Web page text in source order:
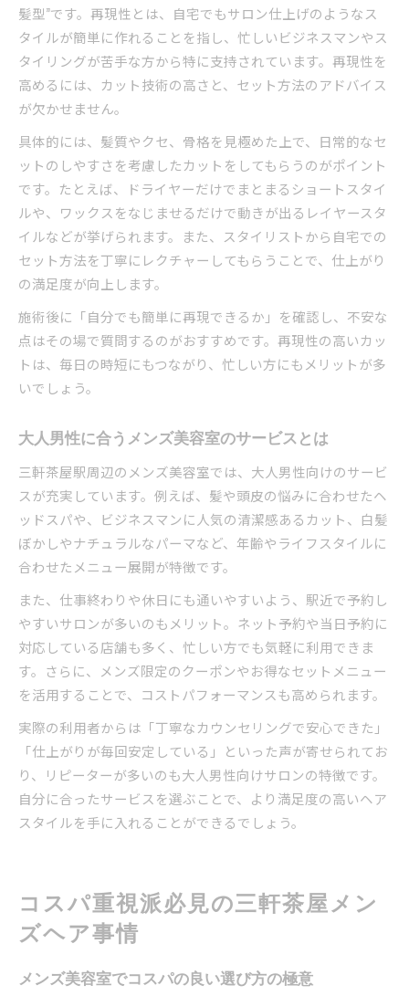
髪型”です。再現性とは、自宅でもサロン仕上げのようなス
タイルが簡単に作れることを指し、忙しいビジネスマンやス
タイリングが苦手な方から特に支持されています。再現性を
高めるには、カット技術の高さと、セット方法のアドバイス
が欠かせません。
具体的には、髪質やクセ、骨格を見極めた上で、日常的なセ
ットのしやすさを考慮したカットをしてもらうのがポイント
です。たとえば、ドライヤーだけでまとまるショートスタイ
ルや、ワックスをなじませるだけで動きが出るレイヤースタ
イルなどが挙げられます。また、スタイリストから自宅での
セット方法を丁寧にレクチャーしてもらうことで、仕上がり
の満足度が向上します。
施術後に「自分でも簡単に再現できるか」を確認し、不安な
点はその場で質問するのがおすすめです。再現性の高いカッ
トは、毎日の時短にもつながり、忙しい方にもメリットが多
いでしょう。
大人男性に合うメンズ美容室のサービスとは
三軒茶屋駅周辺のメンズ美容室では、大人男性向けのサービ
スが充実しています。例えば、髪や頭皮の悩みに合わせたヘ
ッドスパや、ビジネスマンに人気の清潔感あるカット、白髪
ぼかしやナチュラルなパーマなど、年齢やライフスタイルに
合わせたメニュー展開が特徴です。
また、仕事終わりや休日にも通いやすいよう、駅近で予約し
やすいサロンが多いのもメリット。ネット予約や当日予約に
対応している店舗も多く、忙しい方でも気軽に利用できま
す。さらに、メンズ限定のクーポンやお得なセットメニュー
を活用することで、コストパフォーマンスも高められます。
実際の利用者からは「丁寧なカウンセリングで安心できた」
「仕上がりが毎回安定している」といった声が寄せられてお
り、リピーターが多いのも大人男性向けサロンの特徴です。
自分に合ったサービスを選ぶことで、より満足度の高いヘア
スタイルを手に入れることができるでしょう。
コスパ重視派必見の三軒茶屋メン
ズヘア事情
メンズ美容室でコスパの良い選び方の極意